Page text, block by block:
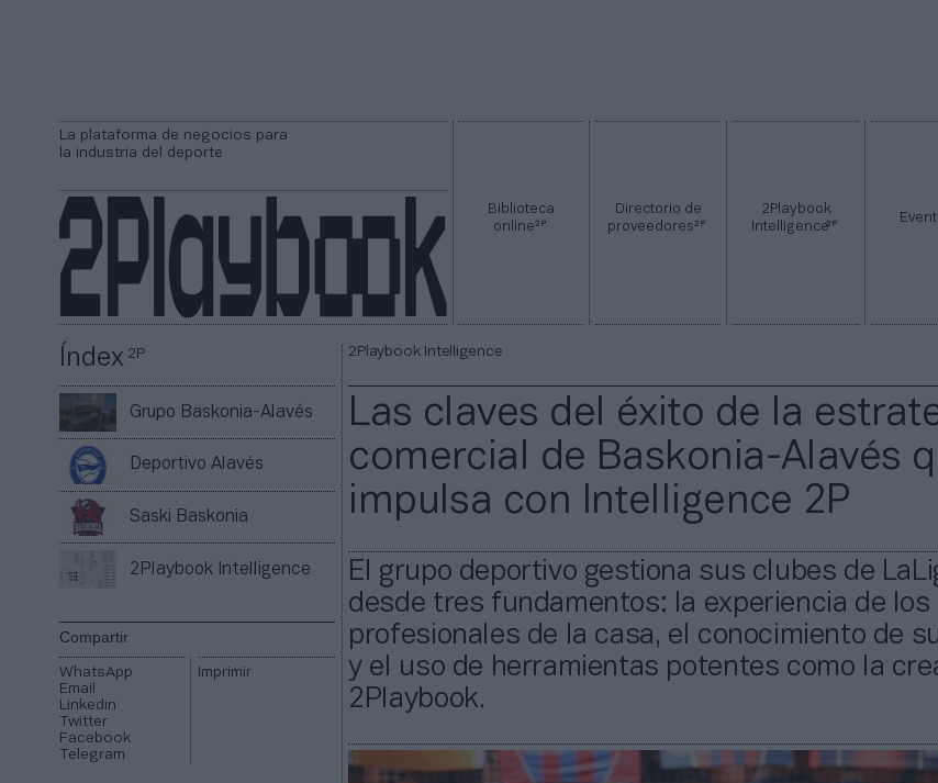
La plataforma de negocios para
la industria del deporte
Biblioteca
online2P
Directorio de
proveedores2P
2Playbook
Intelligence2P
Índex2P
Grupo Baskonia-Alavés
Deportivo Alavés
Saski Baskonia
2Playbook Intelligence
Compartir
WhatsApp
Email
Linkedin
Twitter
Facebook
Telegram
Imprimir
2Playbook Intelligence
Las claves del éxito de la
comercial de Baskonia-Alavés
impulsa con Intelligence 2P
El grupo deportivo gestiona sus clubes de
desde tres fundamentos: la experiencia de los
profesionales de la casa, el conocimiento de
y el uso de herramientas potentes como la
2Playbook.